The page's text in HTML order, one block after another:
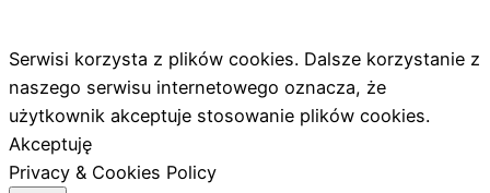
Serwisi korzysta z plików cookies. Dalsze korzystanie z
naszego serwisu internetowego oznacza, że
użytkownik akceptuje stosowanie plików cookies.
Akceptuję
Privacy & Cookies Policy